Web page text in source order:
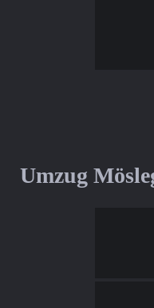
Umzug